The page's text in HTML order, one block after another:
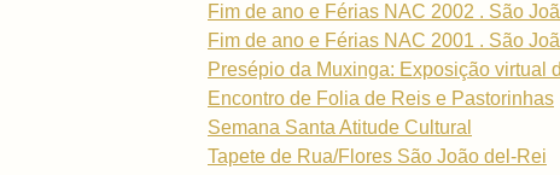
Fim de ano e Férias NAC 2002 . São
Fim de ano e Férias NAC 2001 . São
Presépio da Muxinga: Exposição virtual
Encontro de Folia de Reis e Pastorinhas
Semana Santa Atitude Cultural
Tapete de Rua/Flores São João del-Rei